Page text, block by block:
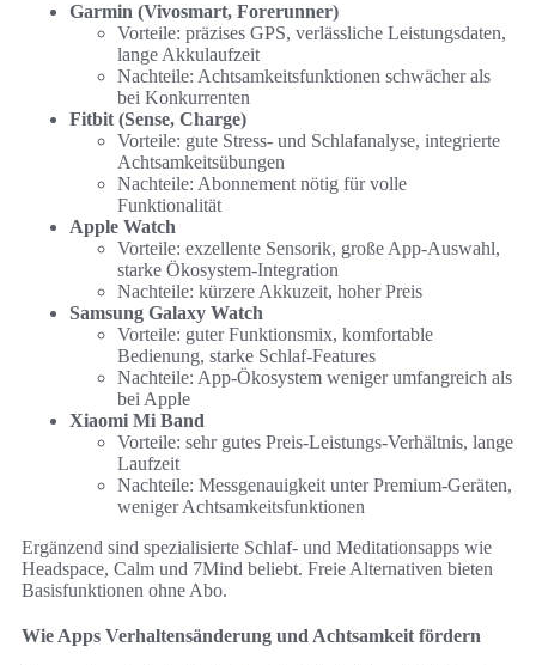
Garmin (Vivosmart, Forerunner)
Vorteile: präzises GPS, verlässliche Leistungsdaten,
lange Akkulaufzeit
Nachteile: Achtsamkeitsfunktionen schwächer als
bei Konkurrenten
Fitbit (Sense, Charge)
Vorteile: gute Stress- und Schlafanalyse, integrierte
Achtsamkeitsübungen
Nachteile: Abonnement nötig für volle
Funktionalität
Apple Watch
Vorteile: exzellente Sensorik, große App-Auswahl,
starke Ökosystem-Integration
Nachteile: kürzere Akkuzeit, hoher Preis
Samsung Galaxy Watch
Vorteile: guter Funktionsmix, komfortable
Bedienung, starke Schlaf-Features
Nachteile: App-Ökosystem weniger umfangreich als
bei Apple
Xiaomi Mi Band
Vorteile: sehr gutes Preis-Leistungs-Verhältnis, lange
Laufzeit
Nachteile: Messgenauigkeit unter Premium-Geräten,
weniger Achtsamkeitsfunktionen
Ergänzend sind spezialisierte Schlaf- und Meditationsapps wie
Headspace, Calm und 7Mind beliebt. Freie Alternativen bieten
Basisfunktionen ohne Abo.
Wie Apps Verhaltensänderung und Achtsamkeit fördern